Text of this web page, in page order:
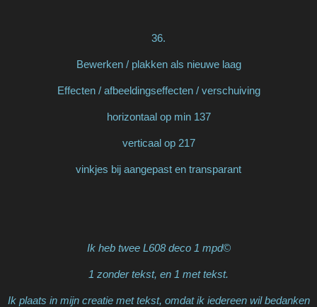
36.
Bewerken / plakken als nieuwe laag
Effecten / afbeeldingseffecten / verschuiving
horizontaal op min 137
verticaal op 217
vinkjes bij aangepast en transparant
Ik heb twee L608 deco 1 mpd©
1 zonder tekst, en 1 met tekst.
Ik plaats in mijn creatie met tekst, omdat ik iedereen wil bedanken